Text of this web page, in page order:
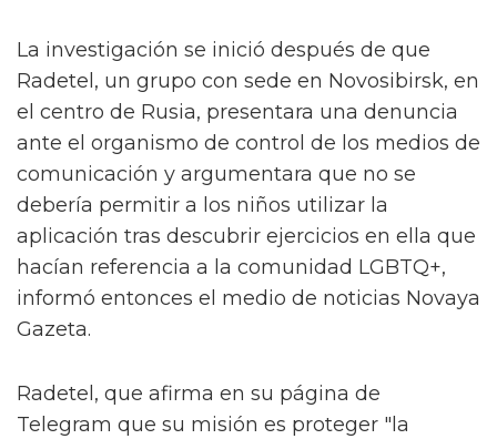
La investigación se inició después de que
Radetel, un grupo con sede en Novosibirsk, en
el centro de Rusia, presentara una denuncia
ante el organismo de control de los medios de
comunicación y argumentara que no se
debería permitir a los niños utilizar la
aplicación tras descubrir ejercicios en ella que
hacían referencia a la comunidad LGBTQ+,
informó entonces el medio de noticias Novaya
Gazeta.
Radetel, que afirma en su página de
Telegram que su misión es proteger "la